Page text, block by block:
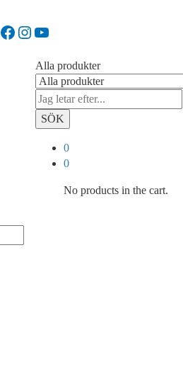
Facebook
Instagram
YouTube
Alla produkter
SÖK
0
0
No products in the cart.